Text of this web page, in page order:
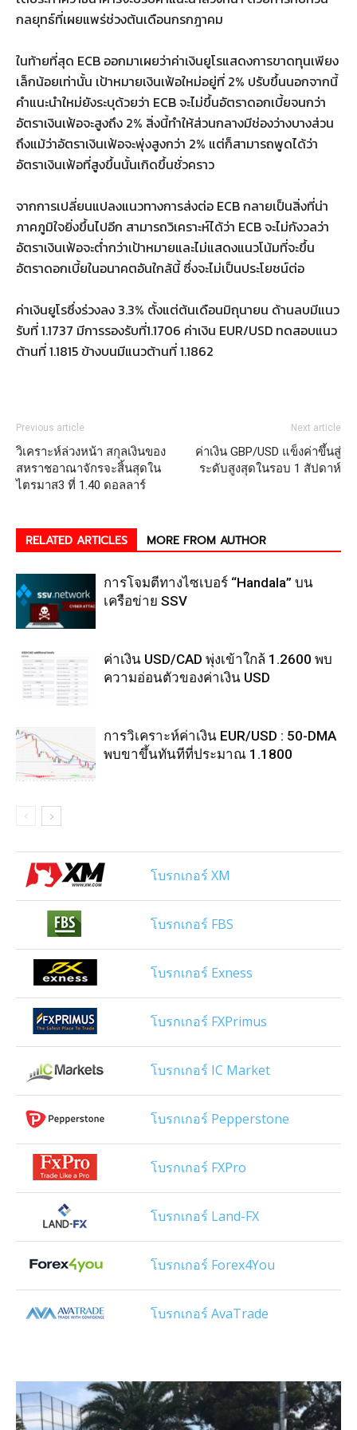
กลยุทธ์ที่เผยแพร่ช่วงต้นเดือนกรกฎาคม
ในท้ายที่สุด ECB ออกมาเผยว่าค่าเงินยูโรแสดงการขาดทุนเพียง
เล็กน้อยเท่านั้น เป้าหมายเงินเฟ้อใหม่อยู่ที่ 2% ปรับขึ้นนอกจากนี้
คำแนะนำใหม่ยังระบุด้วยว่า ECB จะไม่ขึ้นอัตราดอกเบี้ยจนกว่า
อัตราเงินเฟ้อจะสูงถึง 2% สิ่งนี้ทำให้ส่วนกลางมีช่องว่างบางส่วน
ถึงแม้ว่าอัตราเงินเฟ้อจะพุ่งสูงกว่า 2% แต่ก็สามารถพูดได้ว่า
อัตราเงินเฟ้อที่สูงขึ้นนั้นเกิดขึ้นชั่วคราว
จากการเปลี่ยนแปลงแนวทางการส่งต่อ ECB กลายเป็นสิ่งที่น่า
ภาคภูมิใจยิ่งขึ้นไปอีก สามารถวิเคราะห์ได้ว่า ECB จะไม่กังวลว่า
อัตราเงินเฟ้อจะต่ำกว่าเป้าหมายและไม่แสดงแนวโน้มที่จะขึ้น
อัตราดอกเบี้ยในอนาคตอันใกล้นี้ ซึ่งจะไม่เป็นประโยชน์ต่อ
ค่าเงินยูโรซึ่งร่วงลง 3.3% ตั้งแต่ต้นเดือนมิถุนายน ด้านลบมีแนว
รับที่ 1.1737 มีการรองรับที่1.1706 ค่าเงิน EUR/USD ทดสอบแนว
ต้านที่ 1.1815 ข้างบนมีแนวต้านที่ 1.1862
Previous article
วิเคราะห์ล่วงหน้า สกุลเงินของ
สหราชอาณาจักรจะสิ้นสุดใน
ไตรมาส3 ที่ 1.40 ดอลลาร์
Next article
ค่าเงิน GBP/USD แข็งค่าขึ้นสู่
ระดับสูงสุดในรอบ 1 สัปดาห์
RELATED ARTICLES MORE FROM AUTHOR
การโจมตีทางไซเบอร์ “Handala” บน
เครือข่าย SSV
ค่าเงิน USD/CAD พุ่งเข้าใกล้ 1.2600 พบ
ความอ่อนตัวของค่าเงิน USD
การวิเคราะห์ค่าเงิน EUR/USD : 50-DMA
พบขาขึ้นทันทีที่ประมาณ 1.1800
โบรกเกอร์ XM
โบรกเกอร์ FBS
โบรกเกอร์ Exness
โบรกเกอร์ FXPrimus
โบรกเกอร์ IC Market
โบรกเกอร์ Pepperstone
โบรกเกอร์ FXPro
โบรกเกอร์ Land-FX
โบรกเกอร์ Forex4You
โบรกเกอร์ AvaTrade